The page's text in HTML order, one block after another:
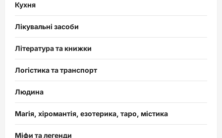
Кухня
Лікувальні засоби
Література та книжки
Логістика та транспорт
Людина
Магія, хіромантія, езотерика, таро, містика
Міфи та легенди